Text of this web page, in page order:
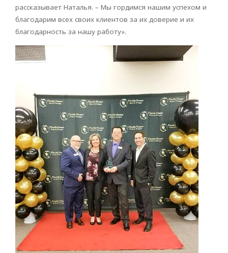
рассказывает Наталья. – Мы гордимся нашим успехом и
благодарим всех своих клиентов за их доверие и их
благодарность за нашу работу».